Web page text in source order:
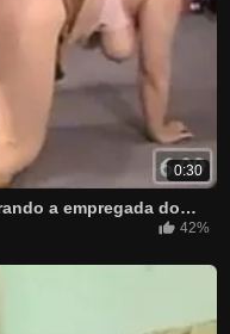
0:30
Cachorro do caralho grande penetrando a empregada domestica
42%